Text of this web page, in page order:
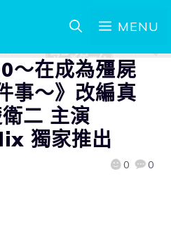
MENU
～在成為殭屍
事～》改編真
衛二 主演
獨家推出
0 0